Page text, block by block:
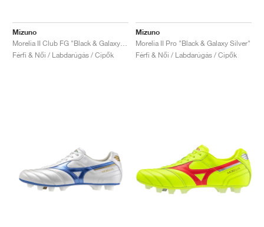
Mizuno
Férfi & Női / Labdarúgás / Cipők
Mizuno
Morelia II Pro "Black & Galaxy Silver"
Férfi & Női / Labdarúgás / Cipők